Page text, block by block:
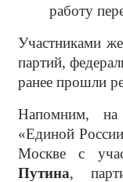
работу
Участниками
партий,
ранее прошли
Напомним,
«Единой
Москве с
Путина,